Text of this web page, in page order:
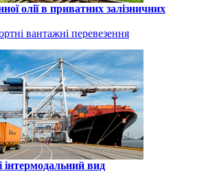
олії в приватних залізничних
вантажні перевезення
вид